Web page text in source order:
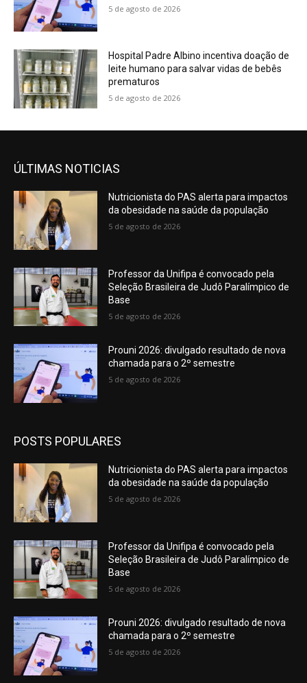
5 de agosto de 2026
Hospital Padre Albino incentiva doação de
leite humano para salvar vidas de bebês
prematuros
5 de agosto de 2026
ÚLTIMAS NOTICIAS
Nutricionista do PAS alerta para impactos
da obesidade na saúde da população
5 de agosto de 2026
Professor da Unifipa é convocado pela
Seleção Brasileira de Judô Paralímpico de
Base
5 de agosto de 2026
Prouni 2026: divulgado resultado de nova
chamada para o 2º semestre
5 de agosto de 2026
POSTS POPULARES
Nutricionista do PAS alerta para impactos
da obesidade na saúde da população
5 de agosto de 2026
Professor da Unifipa é convocado pela
Seleção Brasileira de Judô Paralímpico de
Base
5 de agosto de 2026
Prouni 2026: divulgado resultado de nova
chamada para o 2º semestre
5 de agosto de 2026